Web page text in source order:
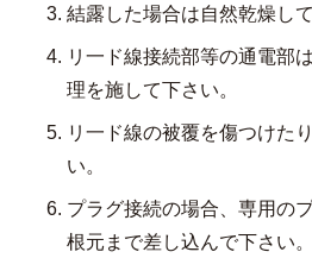
結露した場合は自然乾燥し
リ一ド線接続部等の通電部
理を施して下さい。
リ一ド線の被覆を傷つけた
い。
プラグ接続の場合、専用の
根元まで差し込んで下さい。